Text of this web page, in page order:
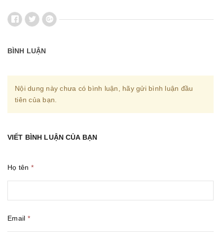
BÌNH LUẬN
Nội dung này chưa có bình luận, hãy gửi bình luận đầu
tiên của bạn.
VIẾT BÌNH LUẬN CỦA BẠN
Họ tên *
Email *